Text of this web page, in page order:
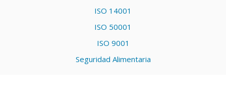
ISO 14001
ISO 50001
ISO 9001
Seguridad Alimentaria